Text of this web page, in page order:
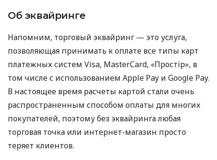
Об эквайринге
Напомним, торговый эквайринг — это услуга,
позволяющая принимать к оплате все типы карт
платежных систем Visa, MasterCard, «Простір», в
том числе с использованием Apple Pay и Google Pay.
В настоящее время расчеты картой стали очень
распространенным способом оплаты для многих
покупателей, поэтому без эквайринга любая
торговая точка или интернет-магазин просто
теряет клиентов.